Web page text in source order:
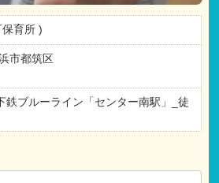
育所 )
市都筑区
鉄ブルーライン「センター南駅」_徒